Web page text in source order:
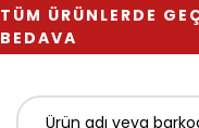
TÜM ÜRÜNLERDE
BEDAVA